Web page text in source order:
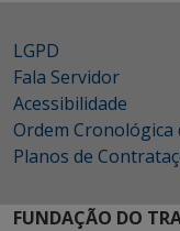
LGPD
Fala Servidor
Acessibilidade
Ordem Cronológica
Planos de
FUNDAÇÃO DO